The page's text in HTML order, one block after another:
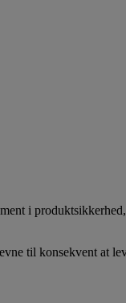
i
til konsekvent at